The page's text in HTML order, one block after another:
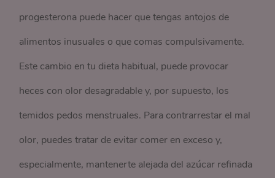
progesterona puede hacer que tengas antojos de
alimentos inusuales o que comas compulsivamente.
Este cambio en tu dieta habitual, puede provocar
heces con olor desagradable y, por supuesto, los
temidos pedos menstruales. Para contrarrestar el mal
olor, puedes tratar de evitar comer en exceso y,
especialmente, mantenerte alejada del azúcar refinada